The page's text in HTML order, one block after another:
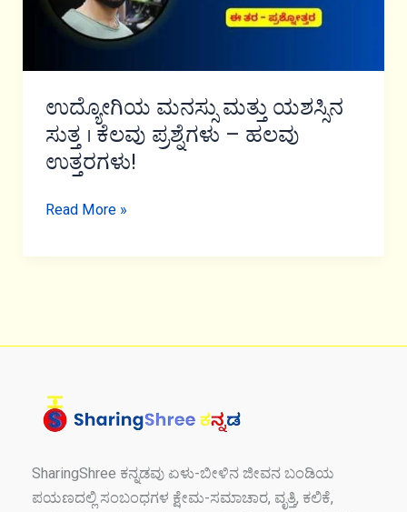
ಉದ್ಯೋಗಿಯ ಮನಸ್ಸು ಮತ್ತು ಯಶಸ್ಸಿನ
ಸುತ್ತ । ಕೆಲವು ಪ್ರಶ್ನೆಗಳು – ಹಲವು
ಉತ್ತರಗಳು!
ಉದ್ಯೋಗಿಯ
ಮತ್ತು
–
ಹಲವು
Read More »
SharingShree ಕನ್ನಡವು ಏಳು-ಬೀಳಿನ ಜೀವನ ಬಂಡಿಯ
ಪಯಣದಲ್ಲಿ ಸಂಬಂಧಗಳ ಕ್ಷೇಮ-ಸಮಾಚಾರ, ವೃತ್ತಿ, ಕಲಿಕೆ,